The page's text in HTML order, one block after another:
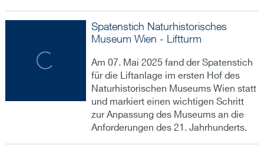
Spatenstich Naturhistorisches
Museum Wien - Liftturm
Am 07. Mai 2025 fand der Spatenstich
für die Liftanlage im ersten Hof des
Naturhistorischen Museums Wien statt
und markiert einen wichtigen Schritt
zur Anpassung des Museums an die
Anforderungen des 21. Jahrhunderts.